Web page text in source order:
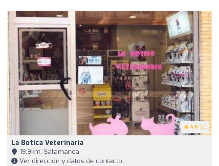
4.8 (8)
La Botica Veterinaria
19,9km, Salamanca
Ver dirección y datos de contacto